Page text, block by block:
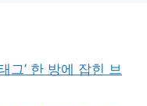
그’ 한 방에 잡힌 브